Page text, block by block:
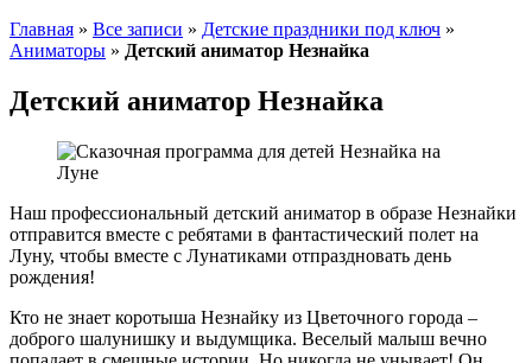
Главная » Все записи » Детские праздники под ключ »
Аниматоры » Детский аниматор Незнайка
Детский аниматор Незнайка
Наш профессиональный детский аниматор в образе Незнайки
отправится вместе с ребятами в фантастический полет на
Луну, чтобы вместе с Лунатиками отпраздновать день
рождения!
Кто не знает коротыша Незнайку из Цветочного города –
доброго шалунишку и выдумщика. Веселый малыш вечно